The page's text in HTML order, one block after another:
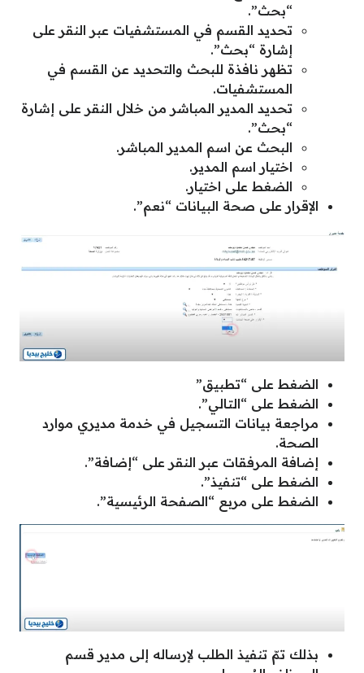
“بحث”.
تحديد القسم في المستشفيات عبر النقر على
إشارة “بحث”.
تظهر نافذة للبحث والتحديد عن القسم في
المستشفيات.
تحديد المدير المباشر من خلال النقر على إشارة
“بحث”.
البحث عن اسم المدير المباشر.
اختيار اسم المدير.
الضغط على اختيار.
الإقرار على صحة البيانات “نعم”.
الضغط على “تطبيق”
الضغط على “التالي”.
مراجعة بيانات التسجيل في خدمة مديري موارد
الصحة.
إضافة المرفقات عبر النقر على “إضافة”.
الضغط على “تنفيذ”.
الضغط على مربع “الصفحة الرئيسية”.
بذلك تمّ تنفيذ الطلب لإرساله إلى مدير قسم